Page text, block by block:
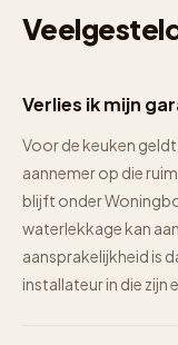
Verlies ik mijn
Voor de keuken
aannemer op die
blijft onder
waterlekkage kan
aansprakelijkheid is
installateur in die zijn